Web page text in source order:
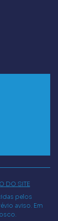
DO SITE
pelos
aviso. Em